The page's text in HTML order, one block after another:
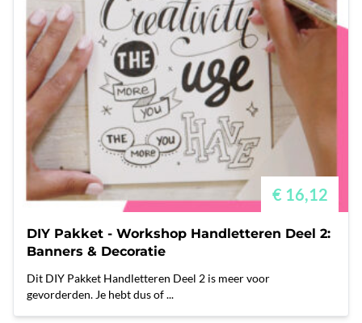
€ 16,12
DIY Pakket - Workshop Handletteren Deel 2:
Banners & Decoratie
Dit DIY Pakket Handletteren Deel 2 is meer voor
gevorderden. Je hebt dus of ...